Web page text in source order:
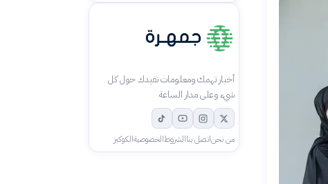
أخبار تهمك ومعلومات تفيدك حول كل
شيء وعلى مدار الساعة
من نحناتصل بناالشروطالخصوصيةالكوكيز